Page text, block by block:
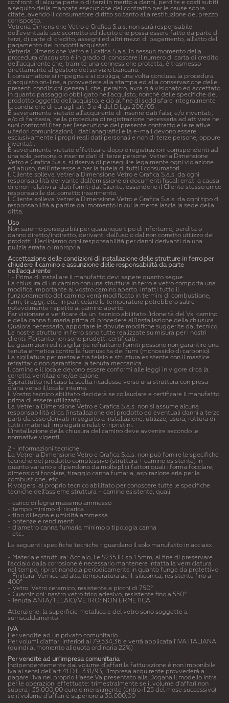
confronti di alcuna parte o di terzi in merito a danni, perdite e costi subiti
a seguito della mancata esecuzione del contratto per le cause sopra
citate, avendo il consumatore diritto soltanto alla restituzione del prezzo
corrisposto.
Vetreria Dimensione Vetro e Grafica S.a.s. non sarà responsabile
dell'eventuale uso scorretto ed illecito che possa essere fatto da parte di
terzi, di carte di credito, assegni ed altri mezzi di pagamento, all'atto del
pagamento dei prodotti acquistati.
Vetreria Dimensione Vetro e Grafica S.a.s. in nessun momento della
procedura d'acquisto è in grado di conoscere il numero di carta di credito
dell'acquirente che, tramite una connessione protetta, è trasmesso
direttamente al gestore del servizio bancario.
Il consumatore si impegna e si obbliga, una volta conclusa la procedura
d'acquisto on-line, a provvedere alla stampa ed alla conservazione delle
presenti condizioni generali, che, peraltro, avrà già visionato ed accettato
in quanto passaggio obbligato nell'acquisto, nonchè delle specifiche del
prodotto oggetto dell'acquisto, e ciò al fine di soddisfare integralmente
la condizione di cui agli art. 3 e 4 del D.Lgs 206/05.
È severamente vietato all'acquirente di inserire dati falsi, e/o inventati,
e/o di fantasia, nella procedura di registrazione necessaria ad attivare nei
suoi confronti l'iter per l'esecuzione del presente contratto e le relative
ulteriori comunicazioni; i dati anagrafici e la e-mail devono essere
esclusivamente i propri reali dati personali e non di terze persone, oppure
inventati.
È severamente vietato effettuare doppie registrazioni corrispondenti ad
una sola persona o inserire dati di terze persone. Vetreria Dimensione
Vetro e Grafica S.a.s. si riserva di perseguire legalmente ogni violazione
ed abuso, nell'interesse e per la tutela di tutti i consumatori.
Il Cliente solleva Vetreria Dimensione Vetro e Grafica S.a.s. da ogni
responsabilità derivante dall'emissione di documenti fiscali errati a causa
di errori relativi ai dati forniti dal Cliente, essendone il Cliente stesso unico
responsabile del corretto inserimento.
Il Cliente solleva Vetreria Dimensione Vetro e Grafica S.a.s. da ogni tipo di
responsabilità a partire dal momento in cui la merce lascia la sede della
ditta.
Uso
Non saremo perseguibili per qualunque tipo di infortunio, perdita o
danno diretto/indiretto, derivanti dall’uso o dal non corretto utilizzo dei
prodotti. Decliniamo ogni responsabilità per danni derivanti da una
pulizia errata o impropria.
Accettazione delle condizioni di installazione delle strutture in ferro per
chiudere il camino e assunzione delle responsabilità da parte
dell'acquirente
1 - Prima di installare il manufatto devi sapere quanto segue
La chiusura di un camino con una struttura in ferro e vetro comporta una
modifica importante al vostro camino aperto. Infatti tutto il
funzionamento del camino verrà modificato in termini di combustione,
fumi, tiraggi, etc.. In particolare le temperature potrebbero salire
notevolmente rispetto al camino aperto.
Far visionare e verificare da un tecnico abilitato l’idoneità del Vs. camino
e della canna fumaria prima di procedere all’installazione della chiusura.
Qualora necessario, apportare le dovute modifiche suggerite dal tecnico.
Le nostre strutture in ferro sono tutte realizzate su misura per i nostri
clienti. Pertanto non sono prodotti certificati.
Le guarnizioni ed il sigillante refrattario forniti possono non garantire una
tenuta ermetica contro la fuoriuscita dei fumi (monossido di carbonio).
La sigillatura perimetrale tra telaio e struttura esistente con il mastice
refrattario non garantisce la tenuta meccanica.
Il camino e il locale devono essere conformi alle leggi in vigore circa la
corretta ventilazione/aerazione.
Soprattutto nel caso la scelta ricadesse verso una struttura con presa
d’aria verso il locale interno.
Il Vostro tecnico abilitato deciderà se collaudare e certificare il manufatto
prima di essere utilizzato.
La Vetreria Dimensione Vetro e Grafica S.a.s. non si assume alcuna
responsabilità circa l’installazione del prodotto ed eventuali danni a terze
parti da esso derivati in seguito a installazione, utilizzo, usura, rottura di
tutti i materiali impiegati e relativi ripristini.
L’installazione della chiusura del camino deve avvenire secondo le
normative vigenti.
2 - Informazioni tecniche
La Vetreria Dimensione Vetro e Grafica S.a.s. non può fornire le specifiche
tecniche del prodotto complessivo (struttura + camino esistente) in
quanto variano e dipendono da molteplici fattori quali : forma focolare,
dimensioni focolare, tiraggio canna fumaria, aspirazione aria per la
combustione, etc.
Rivolgersi al proprio tecnico abilitato per conoscere tutte le specifiche
tecniche dell’assieme struttura + camino esistente, quali:
- carico di legna massimo ammesso
- tempo minimo di ricarica
- tipo di legna e umidità ammessa
- potenze e rendimenti
- diametro canna fumaria minimo o tipologia canna
- etc..
Le seguenti specifiche tecniche riguardano il solo manufatto in acciaio:
- Materiale struttura: Acciaio, Fe S235JR sp.1.5mm, al fine di preservare
l'acciaio dalla corrosione è necessario mantenere intatta la verniciatura
nel tempo, ripristinandola periodicamente in quanto funge da protettivo
- Finitura: Vernice ad alta temperatura acril-siliconica, resistente fino a
400°
- Vetro: Vetro ceramico, resistente a picchi di 750°
- Guarnizioni: nastro vetro trico adesivo, resistente fino a 550°
- Tenuta ANTA/TELAIO/VETRO: NON ERMETICA
Attenzione: la superficie metallica e del vetro sono soggette a
surriscaldamento
IVA
Per vendite ad un privato comunitario
Per volumi d'affari inferiori ai 79.534,36 e verrà applicata l'IVA ITALIANA
(quindi al momento aliquota ordinaria 22%)
Per vendite ad un'impresa comunitaria
Indipendentemente dal volume d'affari la fatturazione è non imponibile
Iva ai sensi dell'art.41 D.L. 331/93; l'impresa acquirente provvederà a
pagare l'Iva nel proprio Paese.Va presentato alla Dogana il modello Intra
per le operazioni effettuate: trimestralmente se il volume d'affari non
supera i 35.000,00 euro o mensilmente (entro il 25 del mese successivo)
se il volume d'affari è superiore a 35.000,00